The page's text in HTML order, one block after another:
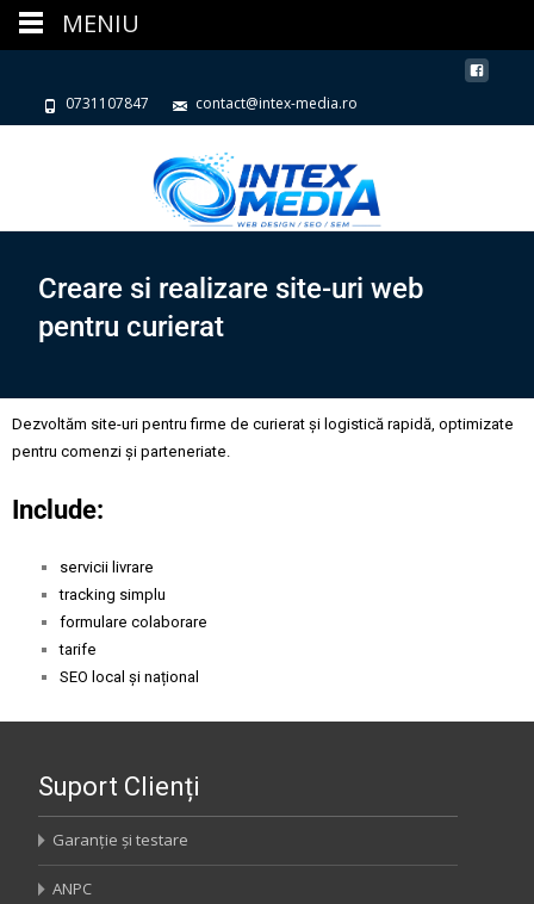
0731107847 contact@intex-media.ro
Creare si realizare site-uri web
pentru curierat
Dezvoltăm site-uri pentru firme de curierat și logistică rapidă, optimizate
pentru comenzi și parteneriate.
Include:
servicii livrare
tracking simplu
formulare colaborare
tarife
SEO local și național
Suport Clienți
Garanție și testare
ANPC
MENIU